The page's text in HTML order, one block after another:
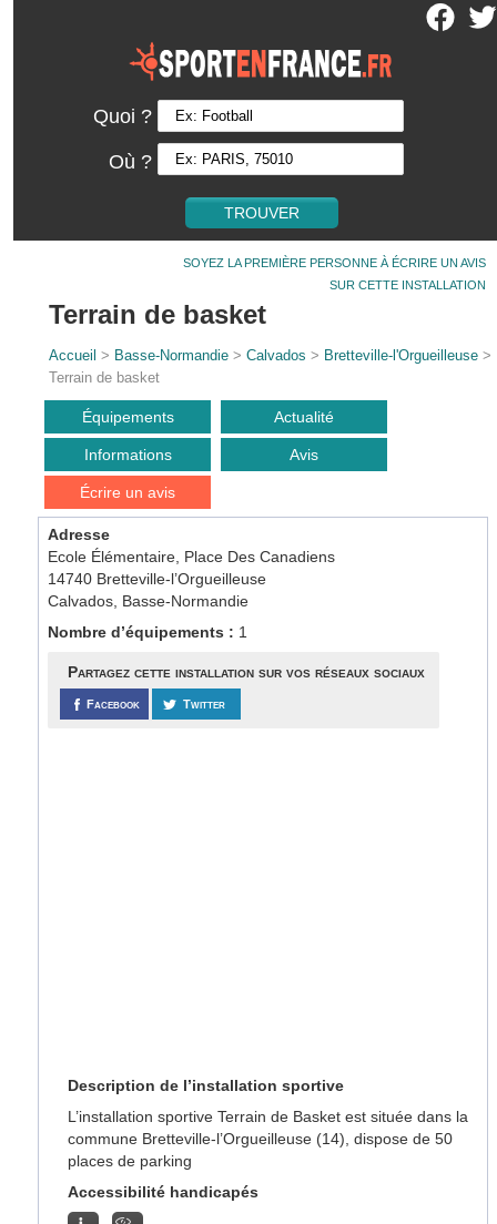
Quoi ?
Où ?
SOYEZ LA PREMIÈRE PERSONNE À ÉCRIRE UN AVIS
SUR CETTE INSTALLATION
Terrain de basket
Accueil > Basse-Normandie >Calvados > Bretteville-l'Orgueilleuse >
Terrain de basket
Équipements Actualité
Informations Avis
Écrire un avis
Adresse
Ecole Élémentaire, Place Des Canadiens
14740 Bretteville-l’Orgueilleuse
Calvados, Basse-Normandie
Nombre d’équipements : 1
Partagez cette installation sur vos réseaux sociaux
Facebook Twitter
Description de l’installation sportive
L’installation sportive Terrain de Basket est située dans la
commune Bretteville-l’Orgueilleuse (14), dispose de 50
places de parking
Accessibilité handicapés